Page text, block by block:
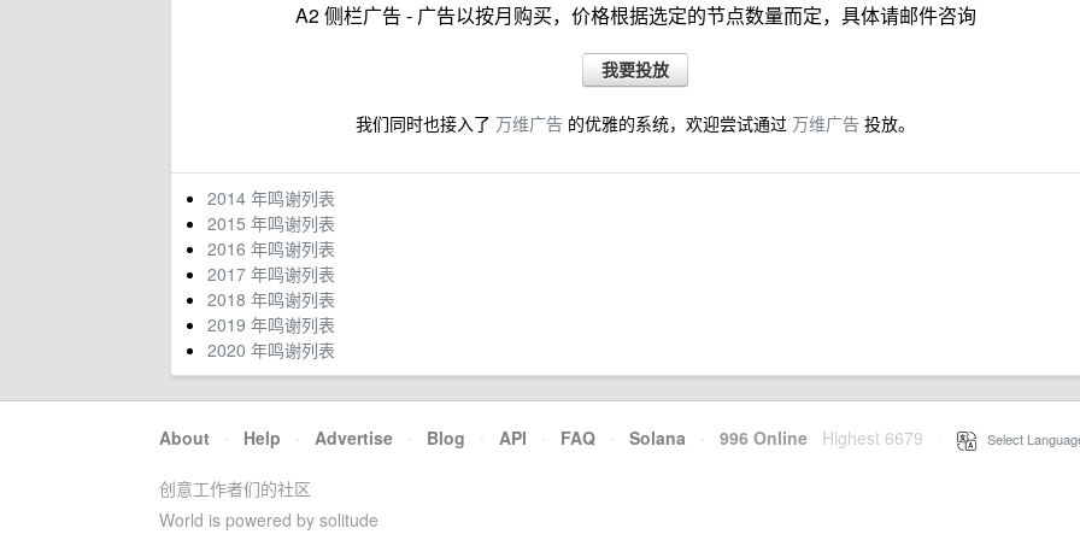
A2 侧栏广告 - 广告以按月购买，价格根据选定的节点数量而定，具体请邮件咨询
我要投放
我们同时也接入了 万维广告 的优雅的系统，欢迎尝试通过 万维广告 投放。
2014 年鸣谢列表
2015 年鸣谢列表
2016 年鸣谢列表
2017 年鸣谢列表
2018 年鸣谢列表
2019 年鸣谢列表
2020 年鸣谢列表
About · Help · Advertise · Blog · API · FAQ · Solana · 996 Online Highest 6679 Select
创意工作者们的社区
World is powered by solitude